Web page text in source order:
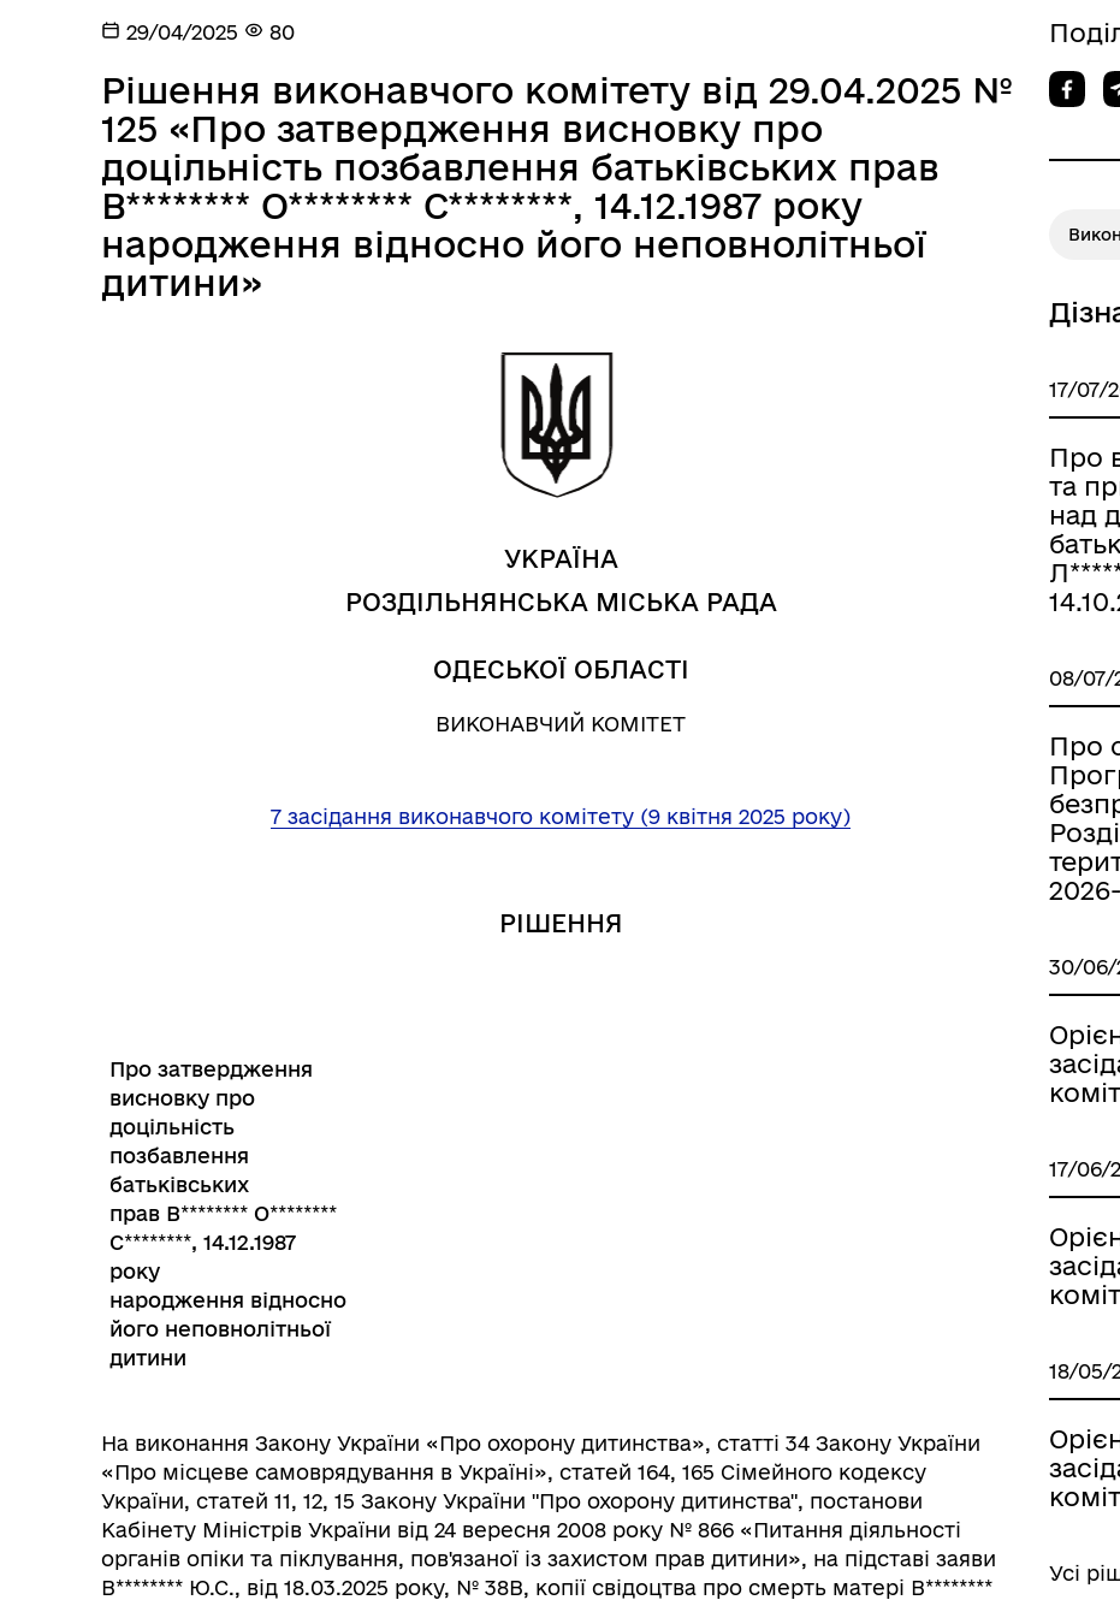
Засідання виконавчого
комітету
робочі групи, комісії)
Рада безбар’єрності Учасникам бойових дій
Книга пам'яті полеглих за
ветеранам та їхнім родинам
29/04/2025 80
Рішення виконавчого комітету від 29.04.2025 №
125 «Про затвердження висновку про
доцільність позбавлення батьківських прав
В******** О******** С********, 14.12.1987 року
народження відносно його неповнолітньої
дитини»
УКРАЇНА
РОЗДІЛЬНЯНСЬКА МІСЬКА РАДА
ОДЕСЬКОЇ ОБЛАСТІ
ВИКОНАВЧИЙ КОМІТЕТ
7 засідання виконавчого комітету (9 квітня 2025 року)
РІШЕННЯ
Про затвердження
висновку про
доцільність
позбавлення
батьківських
прав В******** О********
С********, 14.12.1987
року
народження відносно
його неповнолітньої
дитини
На виконання Закону України «Про охорону дитинства», статті 34 Закону України
«Про місцеве самоврядування в Україні», статей 164, 165 Сімейного кодексу
України, статей 11, 12, 15 Закону України "Про охорону дитинства", постанови
Кабінету Міністрів України від 24 вересня 2008 року № 866 «Питання діяльності
органів опіки та піклування, пов'язаної із захистом прав дитини», на підставі заяви
В******** Ю.С., від 18.03.2025 року, № 38В, копії свідоцтва про смерть матері В********
17/07/
Про
та
над
08/07/
Про
30/06/
17/06/
18/05/
Усі